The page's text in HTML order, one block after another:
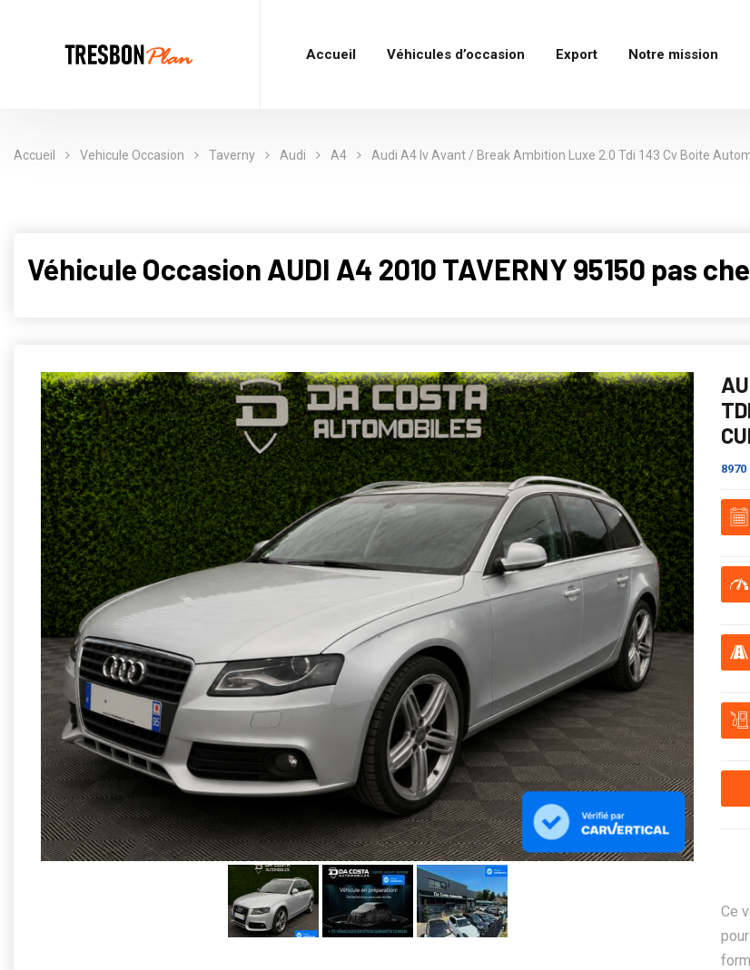
Accueil Véhicules d’occasion Export Notre mission
Accueil Vehicule Occasion Taverny Audi A4 Audi A4 Iv Avant / Break Ambition Luxe 2.0 Tdi 143 Cv Boite
Véhicule Occasion AUDI A4 2010 TAVERNY 95150 pas
8970
Ce